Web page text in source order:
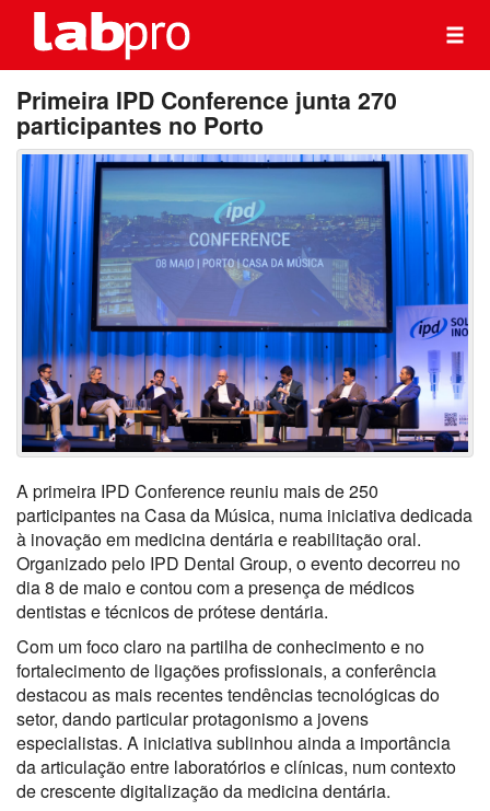
Primeira IPD Conference junta 270
participantes no Porto
A primeira IPD Conference reuniu mais de 250
participantes na Casa da Música, numa iniciativa dedicada
à inovação em medicina dentária e reabilitação oral.
Organizado pelo IPD Dental Group, o evento decorreu no
dia 8 de maio e contou com a presença de médicos
dentistas e técnicos de prótese dentária.
Com um foco claro na partilha de conhecimento e no
fortalecimento de ligações profissionais, a conferência
destacou as mais recentes tendências tecnológicas do
setor, dando particular protagonismo a jovens
especialistas. A iniciativa sublinhou ainda a importância
da articulação entre laboratórios e clínicas, num contexto
de crescente digitalização da medicina dentária.